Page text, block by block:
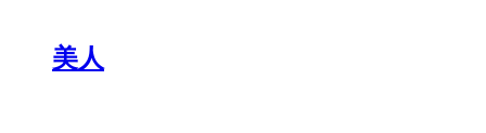
美人